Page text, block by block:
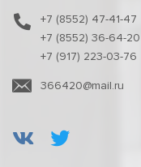
+7 (8552) 47-41-47
+7 (8552) 36-64-20
+7 (917) 223-03-76
366420@mail.ru